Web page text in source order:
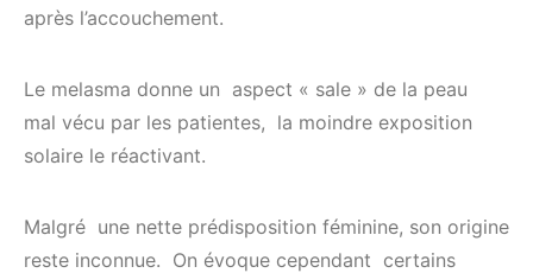
après l’accouchement.
Le melasma donne un aspect « sale » de la peau
mal vécu par les patientes, la moindre exposition
solaire le réactivant.
Malgré une nette prédisposition féminine, son origine
reste inconnue. On évoque cependant certains